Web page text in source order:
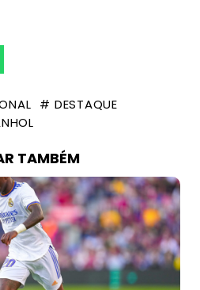
# DESTAQUE
TAMBÉM